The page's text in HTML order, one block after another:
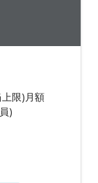
限)月額
)